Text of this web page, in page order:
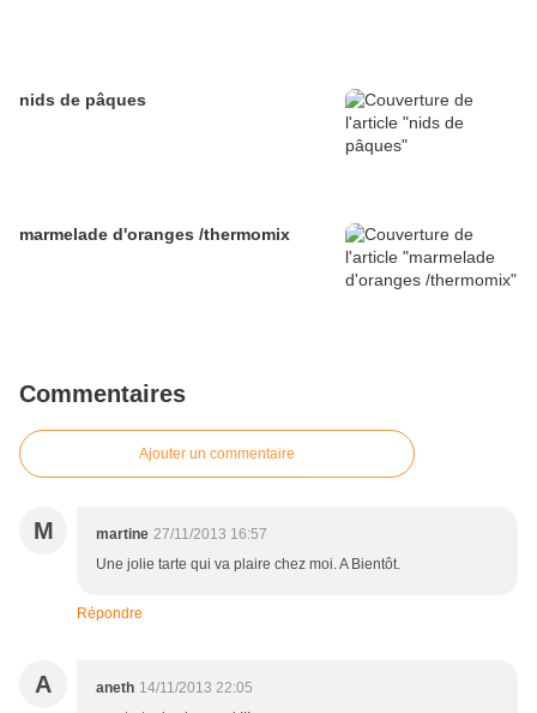
nids de pâques
marmelade d'oranges /thermomix
Commentaires
Ajouter un commentaire
M martine 27/11/2013 16:57
Une jolie tarte qui va plaire chez moi. A Bientôt.
Répondre
A aneth 14/11/2013 22:05